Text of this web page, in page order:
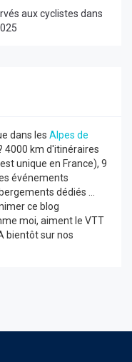
aux cyclistes dans
dans les Alpes de
4000 km d'itinéraires
unique en France), 9
événements
dédiés ...
ce blog
moi, aiment le VTT
bientôt sur nos